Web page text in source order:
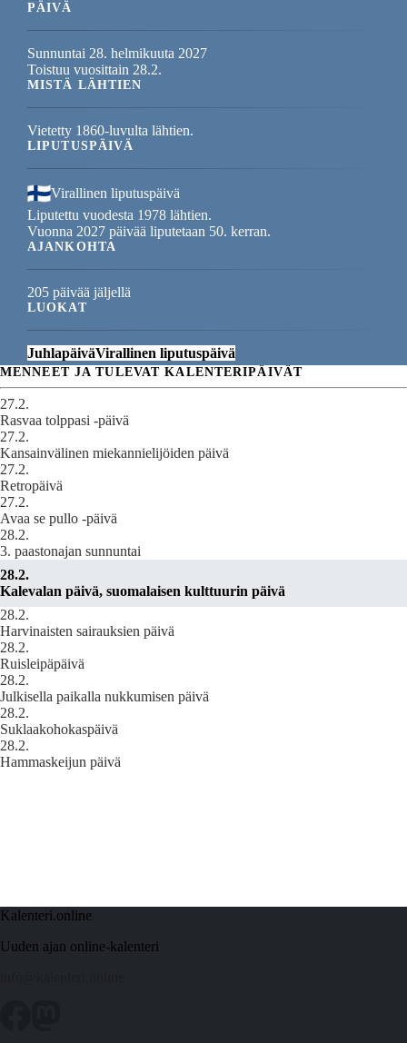
PÄIVÄ
Sunnuntai 28. helmikuuta 2027
Toistuu vuosittain 28.2.
MISTÄ LÄHTIEN
Vietetty 1860-luvulta lähtien.
LIPUTUSPÄIVÄ
Virallinen liputuspäivä
Liputettu vuodesta 1978 lähtien.
Vuonna 2027 päivää liputetaan 50. kerran.
AJANKOHTA
205 päivää jäljellä
LUOKAT
JuhlapäiväVirallinen liputuspäivä
MENNEET JA TULEVAT KALENTERIPÄIVÄT
27.2.
Rasvaa tolppasi -päivä
27.2.
Kansainvälinen miekannielijöiden päivä
27.2.
Retropäivä
27.2.
Avaa se pullo -päivä
28.2.
3. paastonajan sunnuntai
28.2.
Kalevalan päivä, suomalaisen kulttuurin päivä
28.2.
Harvinaisten sairauksien päivä
28.2.
Ruisleipäpäivä
28.2.
Julkisella paikalla nukkumisen päivä
28.2.
Suklaakohokaspäivä
28.2.
Hammaskeijun päivä
Kalenteri.online
Uuden ajan online-kalenteri